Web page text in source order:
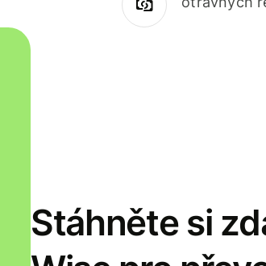
Stáhněte si